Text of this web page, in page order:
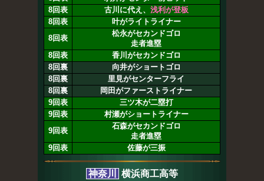
8回表
古川に代え、 浅利が登板
8回表
叶がライトライナー
8回表
松永がセカンドゴロ
走者進塁
8回表
香川がセカンドゴロ
8回裏
向井がショートゴロ
8回裏
里見がセンターフライ
8回裏
岡田がファーストライナー
9回表
三ツ木が二塁打
9回表
村瀬がショートライナー
9回表
石森がセカンドゴロ
走者進塁
9回表
佐藤が三振
神奈川 横浜商工高等